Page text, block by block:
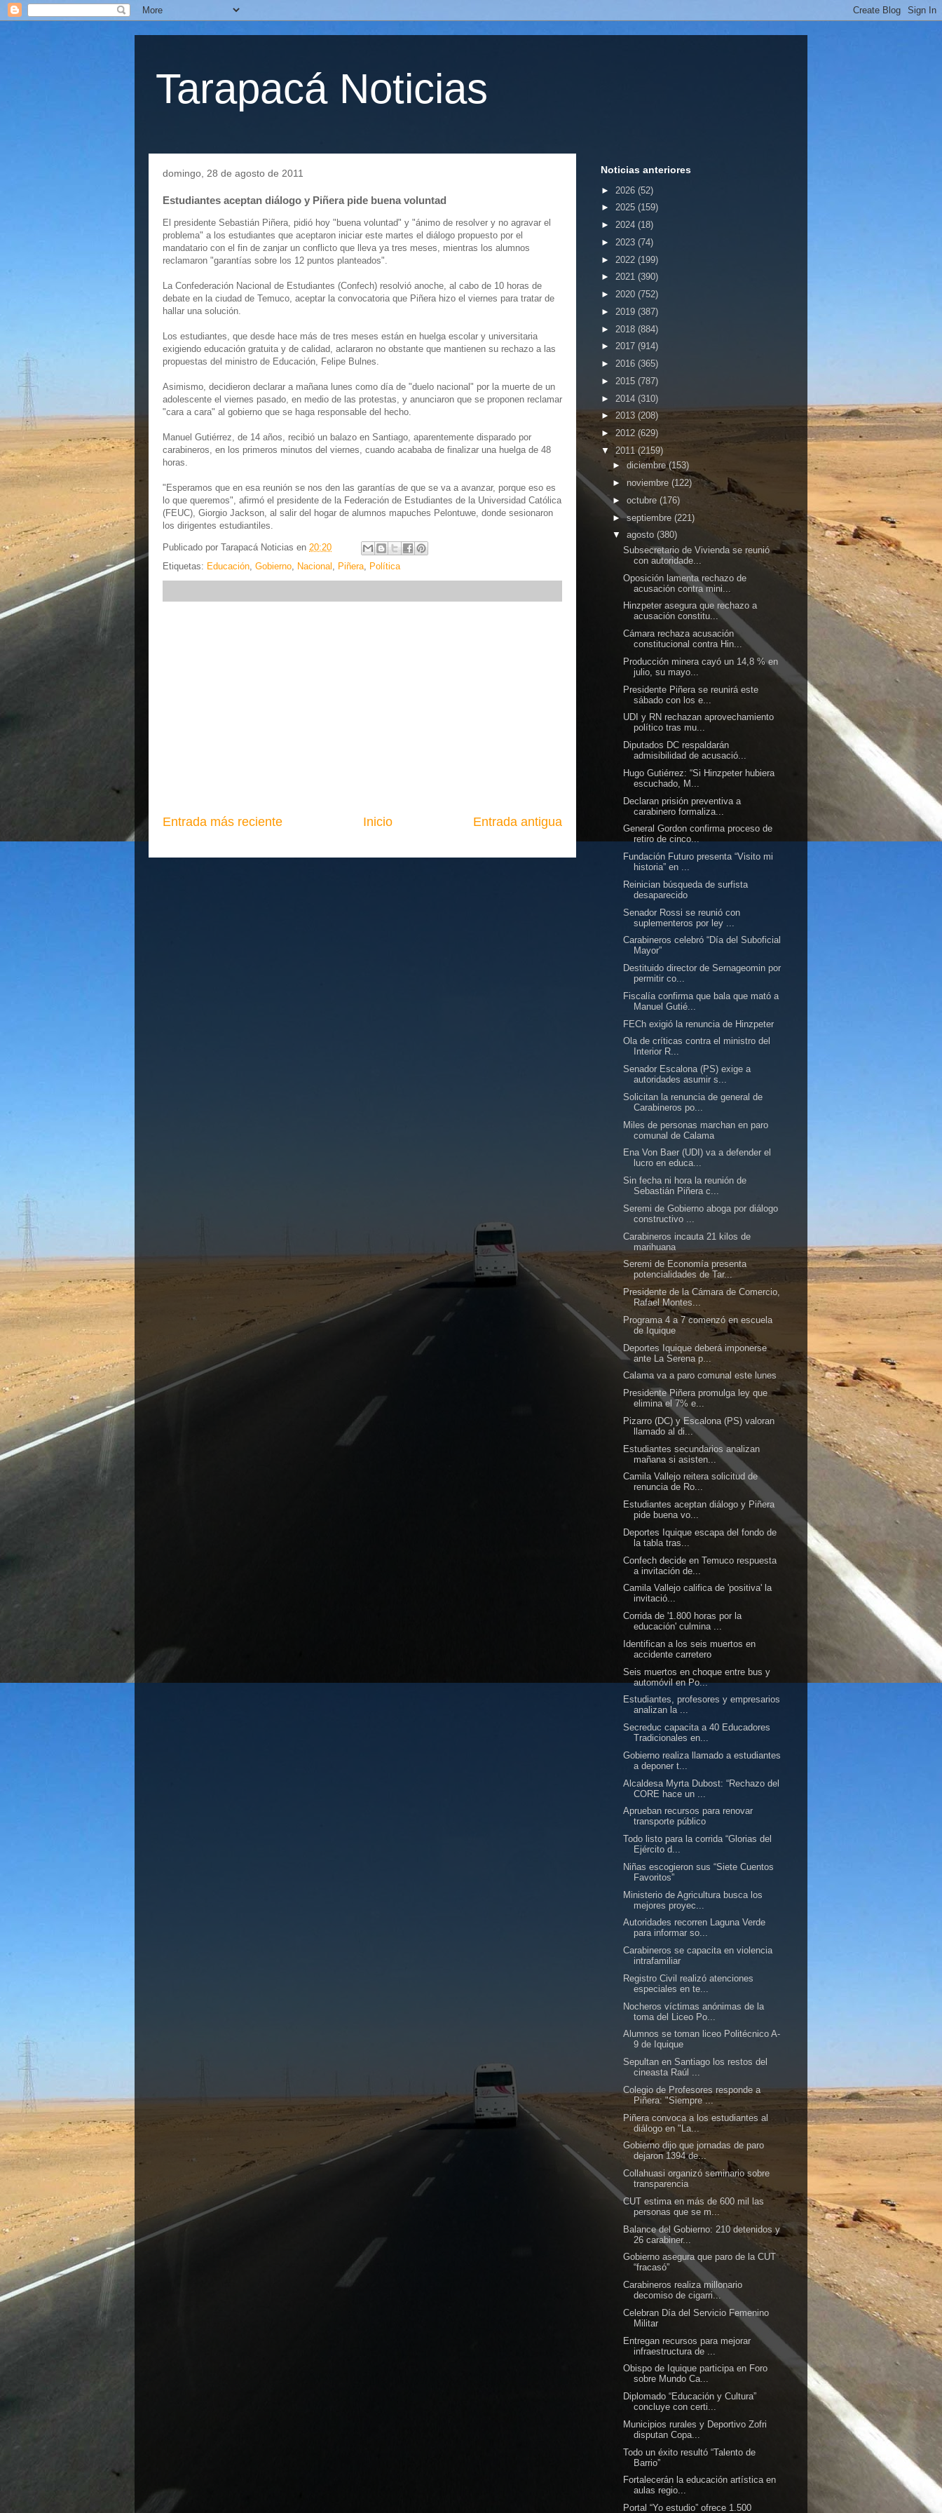
Tarapacá Noticias
domingo, 28 de agosto de 2011
Estudiantes aceptan diálogo y Piñera pide buena voluntad
El presidente Sebastián Piñera, pidió hoy "buena voluntad" y "ánimo de resolver y no agravar el
problema" a los estudiantes que aceptaron iniciar este martes el diálogo propuesto por el
mandatario con el fin de zanjar un conflicto que lleva ya tres meses, mientras los alumnos
reclamaron "garantías sobre los 12 puntos planteados".
La Confederación Nacional de Estudiantes (Confech) resolvió anoche, al cabo de 10 horas de
debate en la ciudad de Temuco, aceptar la convocatoria que Piñera hizo el viernes para tratar de
hallar una solución.
Los estudiantes, que desde hace más de tres meses están en huelga escolar y universitaria
exigiendo educación gratuita y de calidad, aclararon no obstante que mantienen su rechazo a las
propuestas del ministro de Educación, Felipe Bulnes.
Asimismo, decidieron declarar a mañana lunes como día de "duelo nacional" por la muerte de un
adolescente el viernes pasado, en medio de las protestas, y anunciaron que se proponen reclamar
"cara a cara" al gobierno que se haga responsable del hecho.
Manuel Gutiérrez, de 14 años, recibió un balazo en Santiago, aparentemente disparado por
carabineros, en los primeros minutos del viernes, cuando acababa de finalizar una huelga de 48
horas.
"Esperamos que en esa reunión se nos den las garantías de que se va a avanzar, porque eso es
lo que queremos", afirmó el presidente de la Federación de Estudiantes de la Universidad Católica
(FEUC), Giorgio Jackson, al salir del hogar de alumnos mapuches Pelontuwe, donde sesionaron
los dirigentes estudiantiles.
Publicado por Tarapacá Noticias en 20:20
Etiquetas: Educación, Gobierno, Nacional , Piñera, Política
Entrada más reciente Entrada antigua
Inicio
Noticias anteriores
► 2026 (52)
► 2025 (159)
► 2024 (18)
► 2023 (74)
► 2022 (199)
► 2021 (390)
► 2020 (752)
► 2019 (387)
► 2018 (884)
► 2017 (914)
► 2016 (365)
► 2015 (787)
► 2014 (310)
► 2013 (208)
► 2012 (629)
▼ 2011 (2159)
► diciembre(153)
► noviembre (122)
► octubre (176)
►septiembre (221)
▼ agosto (380)
Subsecretario de Vivienda se reunió
con autoridade...
Oposición lamenta rechazo de
acusación contra mini...
Hinzpeter asegura que rechazo a
acusación constitu...
Cámara rechaza acusación
constitucional contra Hin...
Producción minera cayó un 14,8 % en
julio, su mayo...
Presidente Piñera se reunirá este
sábado con los e...
UDI y RN rechazan aprovechamiento
político tras mu...
Diputados DC respaldarán
admisibilidad de acusació...
Hugo Gutiérrez: “Si Hinzpeter hubiera
escuchado, M...
Declaran prisión preventiva a
carabinero formaliza...
General Gordon confirma proceso de
retiro de cinco...
Fundación Futuro presenta “Visito mi
historia” en ...
Reinician búsqueda de surfista
desaparecido
Senador Rossi se reunió con
suplementeros por ley ...
Carabineros celebró “Día del Suboficial
Mayor”
Destituido director de Sernageomin por
permitir co...
Fiscalía confirma que bala que mató a
Manuel Gutié...
FECh exigió la renuncia de Hinzpeter
Ola de críticas contra el ministro del
Interior R...
Senador Escalona (PS) exige a
autoridades asumir s...
Solicitan la renuncia de general de
Carabineros po...
Miles de personas marchan en paro
comunal de Calama
Ena Von Baer (UDI) va a defender el
lucro en educa...
Sin fecha ni hora la reunión de
Sebastián Piñera c...
Seremi de Gobierno aboga por diálogo
constructivo ...
Carabineros incauta 21 kilos de
marihuana
Seremi de Economía presenta
potencialidades de Tar...
Presidente de la Cámara de Comercio,
Rafael Montes...
Programa 4 a 7 comenzó en escuela
de Iquique
Deportes Iquique deberá imponerse
ante La Serena p...
Calama va a paro comunal este lunes
Presidente Piñera promulga ley que
elimina el 7% e...
Pizarro (DC) y Escalona (PS) valoran
llamado al di...
Estudiantes secundarios analizan
mañana si asisten...
Camila Vallejo reitera solicitud de
renuncia de Ro...
Estudiantes aceptan diálogo y Piñera
pide buena vo...
Deportes Iquique escapa del fondo de
la tabla tras...
Confech decide en Temuco respuesta
a invitación de...
Camila Vallejo califica de 'positiva' la
invitació...
Corrida de '1.800 horas por la
educación' culmina ...
Identifican a los seis muertos en
accidente carretero
Seis muertos en choque entre bus y
automóvil en Po...
Estudiantes, profesores y empresarios
analizan la ...
Secreduc capacita a 40 Educadores
Tradicionales en...
Gobierno realiza llamado a estudiantes
a deponer t...
Alcaldesa Myrta Dubost: “Rechazo del
CORE hace un ...
Aprueban recursos para renovar
transporte público
Todo listo para la corrida “Glorias del
Ejército d...
Niñas escogieron sus “Siete Cuentos
Favoritos”
Ministerio de Agricultura busca los
mejores proyec...
Autoridades recorren Laguna Verde
para informar so...
Carabineros se capacita en violencia
intrafamiliar
Registro Civil realizó atenciones
especiales en te...
Nocheros víctimas anónimas de la
toma del Liceo Po...
Alumnos se toman liceo Politécnico A-
9 de Iquique
Sepultan en Santiago los restos del
cineasta Raúl ...
Colegio de Profesores responde a
Piñera: "Siempre ...
Piñera convoca a los estudiantes al
diálogo en "La...
Gobierno dijo que jornadas de paro
dejaron 1394 de...
Collahuasi organizó seminario sobre
transparencia
CUT estima en más de 600 mil las
personas que se m...
Balance del Gobierno: 210 detenidos y
26 carabiner...
Gobierno asegura que paro de la CUT
“fracasó”
Carabineros realiza millonario
decomiso de cigarri...
Celebran Día del Servicio Femenino
Militar
Entregan recursos para mejorar
infraestructura de ...
Obispo de Iquique participa en Foro
sobre Mundo Ca...
Diplomado “Educación y Cultura”
concluye con certi...
Municipios rurales y Deportivo Zofri
disputan Copa...
Todo un éxito resultó “Talento de
Barrio”
Fortalecerán la educación artística en
aulas regio...
Portal “Yo estudio” ofrece 1.500